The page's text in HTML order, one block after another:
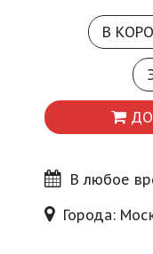
В
В любое
Города: